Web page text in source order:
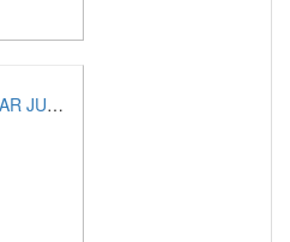
CARLOS HAIDAR JUAN